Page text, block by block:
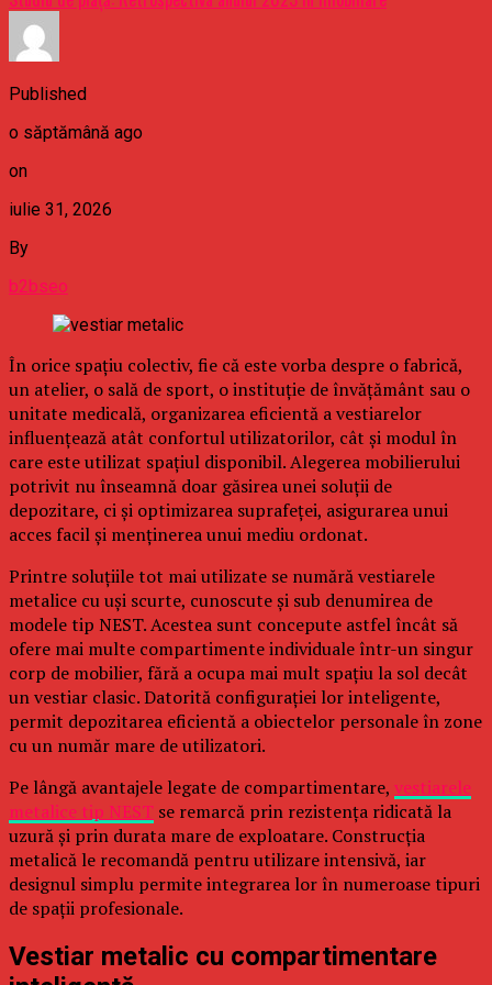
Published
o săptămână ago
on
iulie 31, 2026
By
b2bseo
În orice spațiu colectiv, fie că este vorba despre o fabrică,
un atelier, o sală de sport, o instituție de învățământ sau o
unitate medicală, organizarea eficientă a vestiarelor
influențează atât confortul utilizatorilor, cât și modul în
care este utilizat spațiul disponibil. Alegerea mobilierului
potrivit nu înseamnă doar găsirea unei soluții de
depozitare, ci și optimizarea suprafeței, asigurarea unui
acces facil și menținerea unui mediu ordonat.
Printre soluțiile tot mai utilizate se numără vestiarele
metalice cu uși scurte, cunoscute și sub denumirea de
modele tip NEST. Acestea sunt concepute astfel încât să
ofere mai multe compartimente individuale într-un singur
corp de mobilier, fără a ocupa mai mult spațiu la sol decât
un vestiar clasic. Datorită configurației lor inteligente,
permit depozitarea eficientă a obiectelor personale în zone
cu un număr mare de utilizatori.
Pe lângă avantajele legate de compartimentare, vestiarele
metalice tip NEST se remarcă prin rezistența ridicată la
uzură și prin durata mare de exploatare. Construcția
metalică le recomandă pentru utilizare intensivă, iar
designul simplu permite integrarea lor în numeroase tipuri
de spații profesionale.
Vestiar metalic cu compartimentare